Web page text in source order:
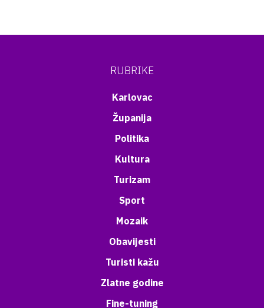
RUBRIKE
Karlovac
Županija
Politika
Kultura
Turizam
Sport
Mozaik
Obavijesti
Turisti kažu
Zlatne godine
Fine-tuning